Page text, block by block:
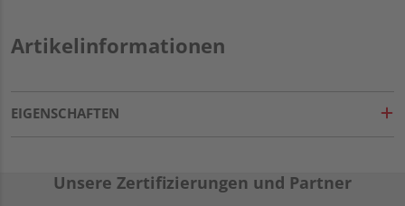
Artikelinformationen
EIGENSCHAFTEN
Unsere Zertifizierungen und Partner